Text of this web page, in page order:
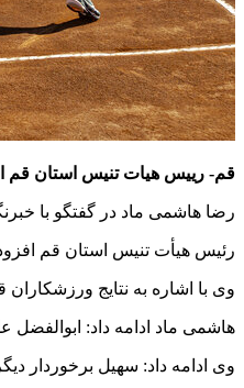
قم- رییس هیات تنیس استان قم
رضا هاشمی ماد در گفتگو با
رئیس هیأت تنیس استان قم افزود: تنیسورهای قمی در
وی با اشاره به نتایج
هاشمی ماد ادامه داد: ابوالفضل علوی
وی ادامه داد: سهیل برخوردار دیگر تنیسور